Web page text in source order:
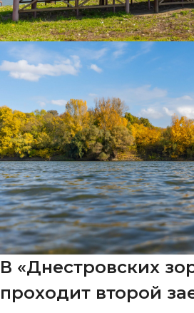
В «Днестровских
проходит второй